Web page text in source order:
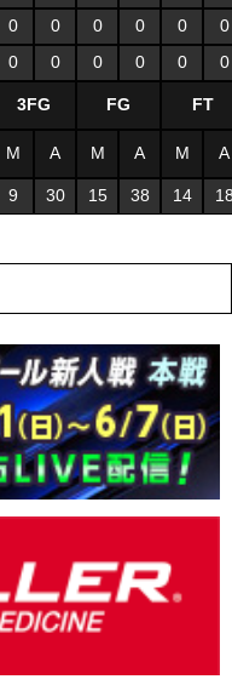
0 0 0 0 0
0
0 0 0 0 0 0
3FG FG FT
M A M A M A
9 30 15 38 14